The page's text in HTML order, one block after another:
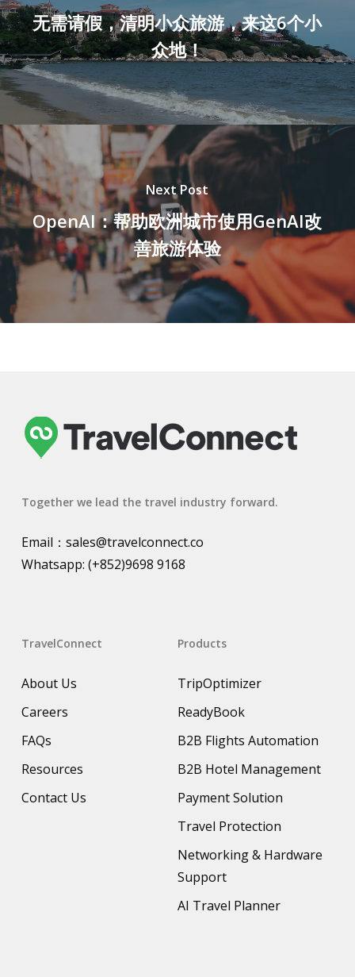
无需请假，清明小众旅游，来这6个小
众地！
Next Post
OpenAI：帮助欧洲城市使用GenAI改
善旅游体验
Together we lead the travel industry forward.
Email： sales@travelconnect.co
Whatsapp: (+852)9698 9168
TravelConnect
About Us
Careers
FAQs
Resources
Contact Us
Products
TripOptimizer
ReadyBook
B2B Flights Automation
B2B Hotel Management
Payment Solution
Travel Protection
Networking & Hardware
Support
AI Travel Planner